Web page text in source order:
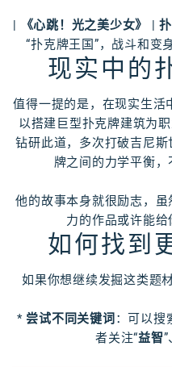
| 《心跳！光之美少女》 |
“扑克牌王国”，战斗和变
现实中的
值得一提的是，在现实生活
以搭建巨型扑克牌建筑为
钻研此道，多次打破吉尼
牌之间的力学平衡，
他的故事本身就很励志，
力的作品或许能给
如何找到
如果你想继续发掘这类题
* 尝试不同关键词 ：可以搜
者关注“益智”